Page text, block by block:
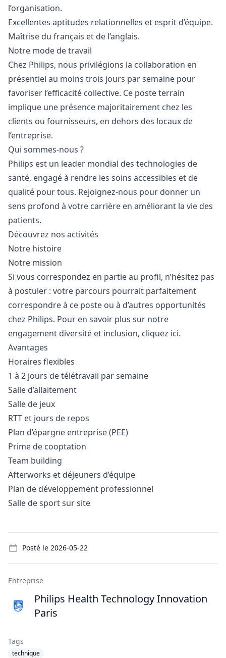
l’organisation.
Excellentes aptitudes relationnelles et esprit d’équipe.
Maîtrise du français et de l’anglais.
Notre mode de travail
Chez Philips, nous privilégions la collaboration en
présentiel au moins trois jours par semaine pour
favoriser l’efficacité collective. Ce poste terrain
implique une présence majoritairement chez les
clients ou fournisseurs, en dehors des locaux de
l’entreprise.
Qui sommes-nous ?
Philips est un leader mondial des technologies de
santé, engagé à rendre les soins accessibles et de
qualité pour tous. Rejoignez-nous pour donner un
sens profond à votre carrière en améliorant la vie des
patients.
Découvrez nos activités
Notre histoire
Notre mission
Si vous correspondez en partie au profil, n’hésitez pas
à postuler : votre parcours pourrait parfaitement
correspondre à ce poste ou à d’autres opportunités
chez Philips. Pour en savoir plus sur notre
engagement diversité et inclusion, cliquez ici.
Avantages
Horaires flexibles
1 à 2 jours de télétravail par semaine
Salle d’allaitement
Salle de jeux
RTT et jours de repos
Plan d’épargne entreprise (PEE)
Prime de cooptation
Team building
Afterworks et déjeuners d’équipe
Plan de développement professionnel
Salle de sport sur site
Posté le 2026-05-22
Entreprise
Philips Health Technology Innovation
Paris
Tags
technique